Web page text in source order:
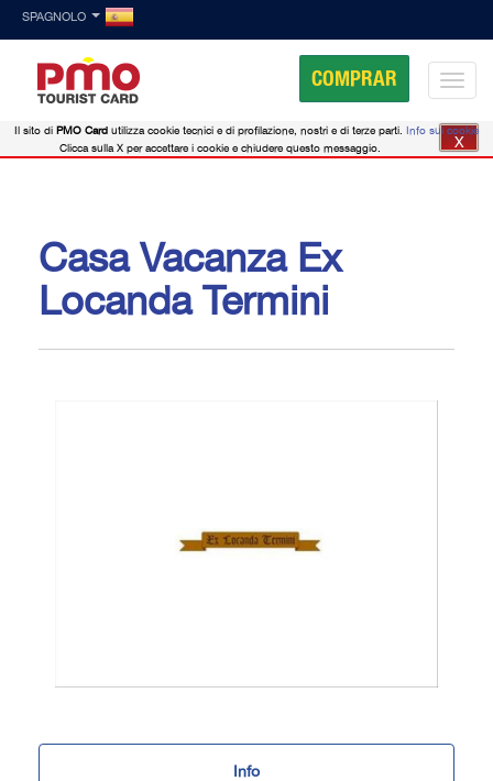
SPAGNOLO
COMPRAR
Casa Vacanza Ex
Locanda Termini
Info
Il sito di PMO Card utilizza cookie tecnici e di profilazione, nostri e di terze parti. Info sui cookie
Clicca sulla X per accettare i cookie e chiudere questo messaggio.
X